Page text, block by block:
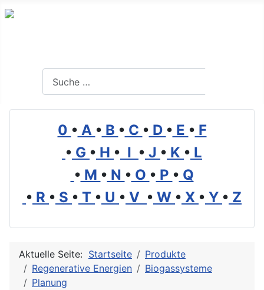
0 • A • B • C • D • E • F
• G • H • I • J • K • L
• M • N • O • P • Q
• R • S • T • U • V • W • X • Y • Z
Aktuelle Seite: Startseite
Produkte
Regenerative Energien
Biogassysteme
Planung